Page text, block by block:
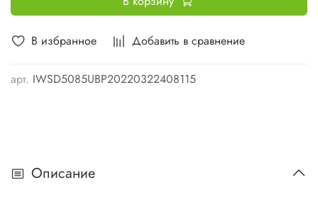
В избранное Добавить в сравнение
арт. IWSD5085UBP20220322408115
Описание